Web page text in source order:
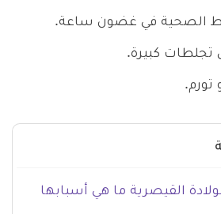
الصحية في غضون ساعة.
تجلطات كبيرة.
تورم.
القيصرية ما هي أسبابها